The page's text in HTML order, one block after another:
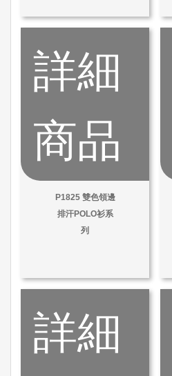
詳細
商品
P1825 雙色領邊
排汗POLO衫系
列
詳細